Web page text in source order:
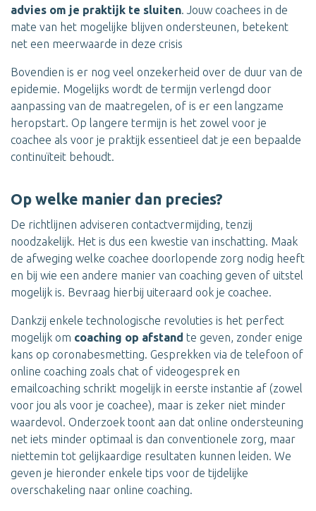
advies om je praktijk te sluiten. Jouw coachees in de
mate van het mogelijke blijven ondersteunen, betekent
net een meerwaarde in deze crisis
Bovendien is er nog veel onzekerheid over de duur van de
epidemie. Mogelijks wordt de termijn verlengd door
aanpassing van de maatregelen, of is er een langzame
heropstart. Op langere termijn is het zowel voor je
coachee als voor je praktijk essentieel dat je een bepaalde
continuïteit behoudt.
Op welke manier dan precies?
De richtlijnen adviseren contactvermijding, tenzij
noodzakelijk. Het is dus een kwestie van inschatting. Maak
de afweging welke coachee doorlopende zorg nodig heeft
en bij wie een andere manier van coaching geven of uitstel
mogelijk is. Bevraag hierbij uiteraard ook je coachee.
Dankzij enkele technologische revoluties is het perfect
mogelijk om coaching op afstand te geven, zonder enige
kans op coronabesmetting. Gesprekken via de telefoon of
online coaching zoals chat of videogesprek en
emailcoaching schrikt mogelijk in eerste instantie af (zowel
voor jou als voor je coachee), maar is zeker niet minder
waardevol. Onderzoek toont aan dat online ondersteuning
net iets minder optimaal is dan conventionele zorg, maar
niettemin tot gelijkaardige resultaten kunnen leiden. We
geven je hieronder enkele tips voor de tijdelijke
overschakeling naar online coaching.